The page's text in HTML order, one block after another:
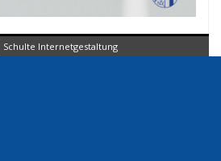
Internetgestaltung